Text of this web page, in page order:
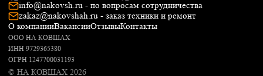
info@nakovsh.ru - по вопросам сотрудничества
zakaz@nakovshah.ru - заказ техники и ремонт
О компанииВакансииОтзывыКонтакты
ООО НА КОВШАХ
ИНН 9729365380
ОГРН 1247700031193
© НА КОВШАХ 2026